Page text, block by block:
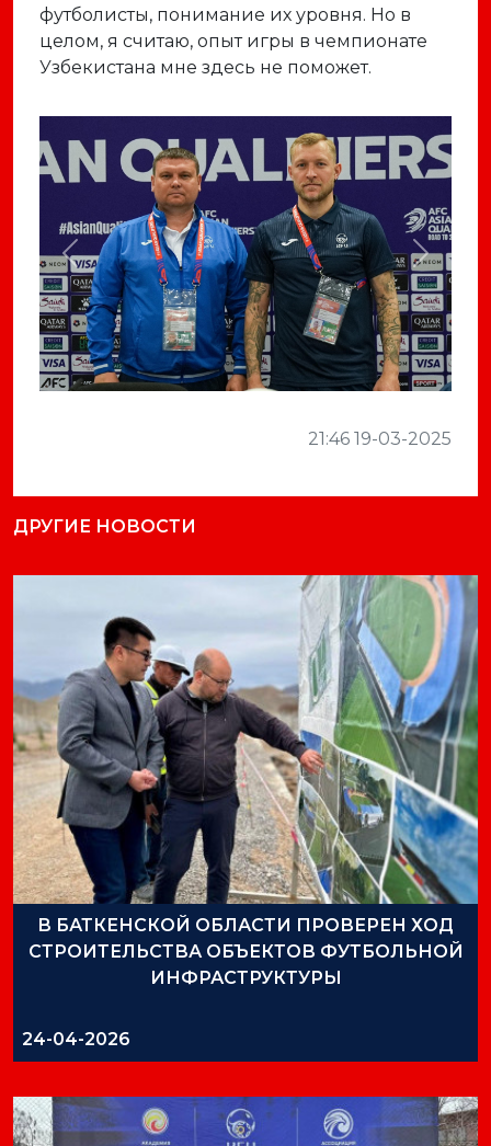
футболисты, понимание их уровня. Но в
целом, я считаю, опыт игры в чемпионате
Узбекистана мне здесь не поможет.
Previous Next
21:46 19-03-2025
ДРУГИЕ НОВОСТИ
В БАТКЕНСКОЙ ОБЛАСТИ ПРОВЕРЕН ХОД
СТРОИТЕЛЬСТВА ОБЪЕКТОВ ФУТБОЛЬНОЙ
ИНФРАСТРУКТУРЫ
24-04-2026